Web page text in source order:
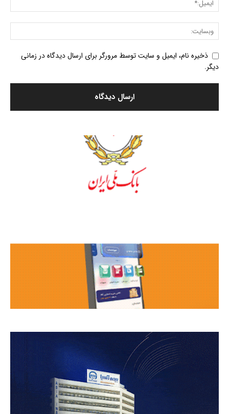
ذخیره نام، ایمیل و سایت توسط مرورگر برای ارسال دیدگاه در زمانی
دیگر.